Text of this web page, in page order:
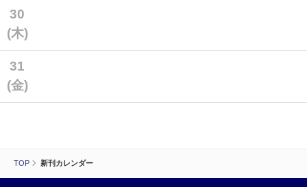
TOP 新刊カレンダー
30
(木)
31
(金)